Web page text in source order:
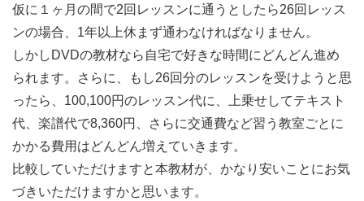
仮に１ヶ月の間で2回レッスンに通うとしたら26回レッス
ンの場合、1年以上休まず通わなければなりません。
しかしDVDの教材なら自宅で好きな時間にどんどん進め
られます。さらに、もし26回分のレッスンを受けようと思
ったら、100,100円のレッスン代に、上乗せしてテキスト
代、楽譜代で8,360円、さらに交通費など習う教室ごとに
かかる費用はどんどん増えていきます。
比較していただけますと本教材が、かなり安いことにお気
づきいただけますかと思います。